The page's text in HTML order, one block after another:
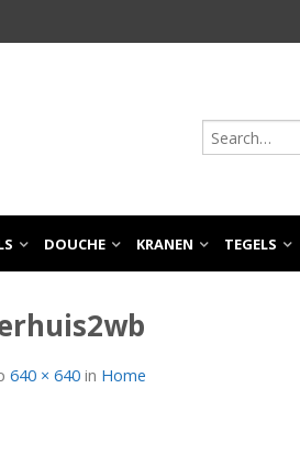
DOUCHE KRANEN TEGELS
640 × 640 in Home